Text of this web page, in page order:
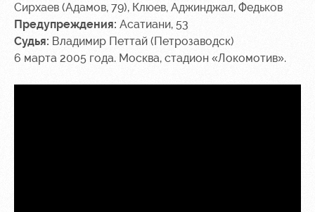
Сирхаев (Адамов, 79), Клюев, Аджинджал, Федьков
Предупреждения: Асатиани, 53
Судья: Владимир Петтай (Петрозаводск)
6 марта 2005 года. Москва, стадион «Локомотив».